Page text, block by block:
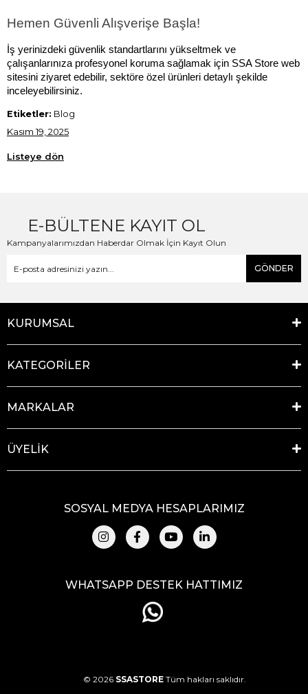
Hemen Güvenli Alışverişe Başla!
İş yerinizdeki güvenlik standartlarını yükseltmek ve
çalışanlarınıza profesyonel koruma sağlamak için SSA Store web
sitesini ziyaret edebilir, sektöre özel ürünleri detaylı şekilde
inceleyebilirsiniz.
Etiketler: Blog
Kasım 19, 2025
Listeye dön
E-BÜLTENE KAYIT OL
Kampanyalarımızdan Haberdar Olmak İçin Kayıt Olun
GÖNDER
KURUMSAL
KATEGORİLER
MARKALAR
ÜYELİK
SOSYAL MEDYA HESAPLARIMIZ
WHATSAPP DESTEK HATTIMIZ
© 2026 SSASTORE Tüm hakları saklıdır.